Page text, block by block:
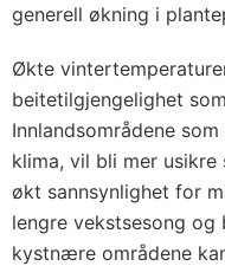
generell økning i
Økte
beitetilgjengelighet
Innlandsområdene
klima, vil bli mer
økt sannsynlighet for
lengre vekstsesong
kystnære områdene